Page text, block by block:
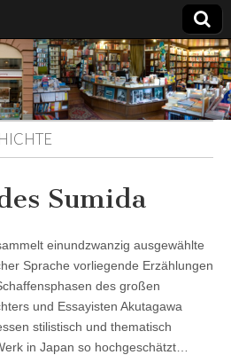
Sumida
einundzwanzig ausgewählte
Sprache vorliegende Erzählungen
des großen
und Essayisten Akutagawa
stilistisch und thematisch
in Japan so hochgeschätzt…